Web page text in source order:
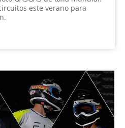
este verano para